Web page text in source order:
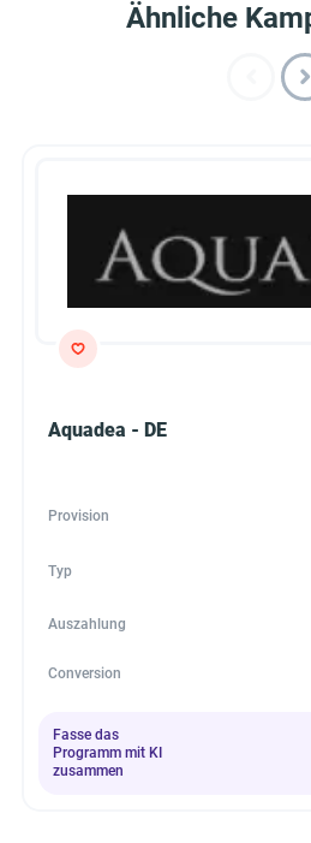
Ähnliche
Aquadea - DE
Provision
Typ
Auszahlung
Conversion
Fasse das
Programm mit KI
zusammen